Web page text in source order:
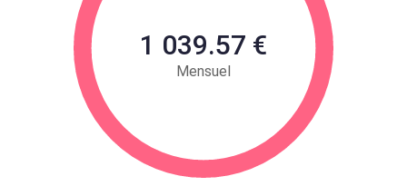
1 039.57 €
Mensuel